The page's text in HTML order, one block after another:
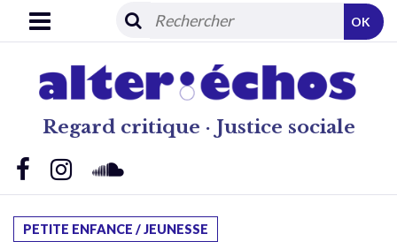
Regard critique · Justice sociale
OK
PETITE ENFANCE / JEUNESSE